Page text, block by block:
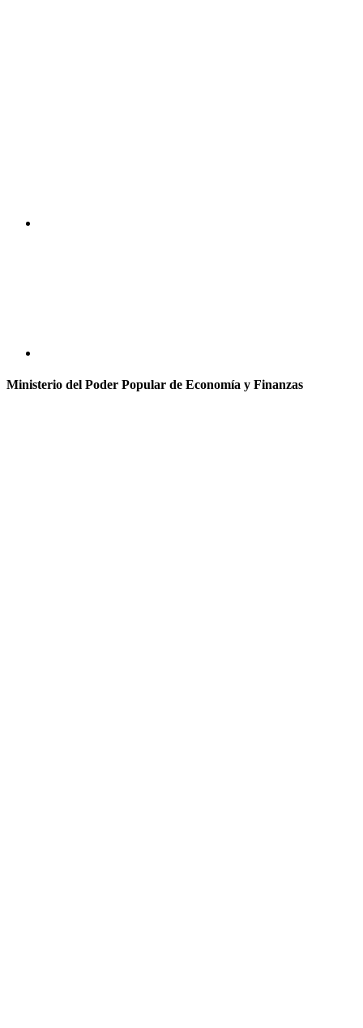
Ministerio del Poder Popular de Economía y Finanzas